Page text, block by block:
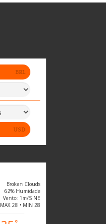
Broken Clouds
62% Humidade
Vento: 1m/s NE
MAX 28 • MIN 28